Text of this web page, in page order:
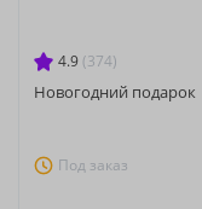
4.9 (374)
Новогодний подарок
Под заказ